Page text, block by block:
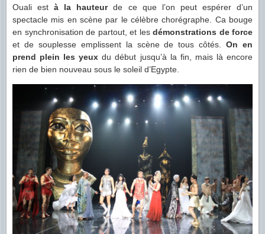
Ouali està la hauteurde ce que l’on peut espérer d’un
spectacle mis en scène par le célèbre chorégraphe. Ca bouge
en synchronisation de partout, et les démonstrations de force
et de souplesse emplissent la scène de tous côtés.On en
prend plein les yeux du début jusqu’à la fin, mais là encore
rien de bien nouveau sous le soleil d’Egypte.